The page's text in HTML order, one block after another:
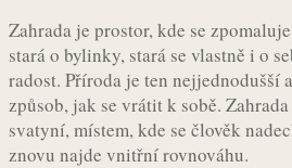
Zahrada je prostor, kde se
stará o bylinky, stará se vlastně i o
radost. Příroda je ten nejjednodušší
způsob, jak se vrátit k sobě.
svatyní, místem, kde se člověk
znovu najde vnitřní rovnováhu.